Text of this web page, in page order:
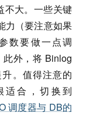
不大。一些关键
力（要注意如果
数要做一点调
外，将 Binlog
。值得注意的
适合，切换到
调度器与 DB的